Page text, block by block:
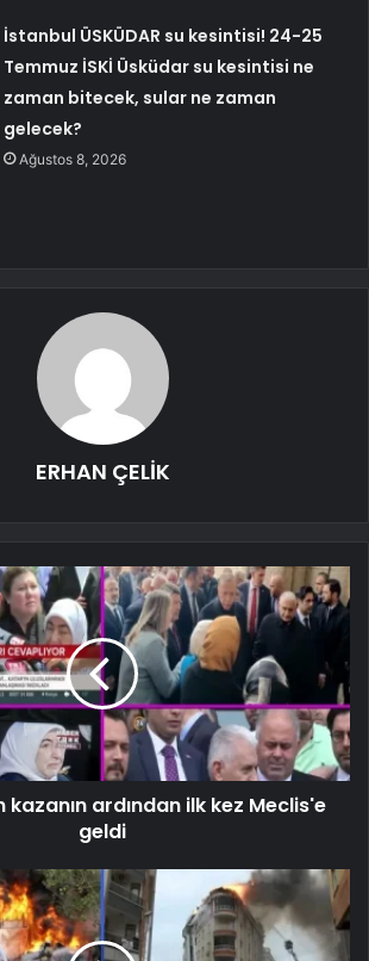
İstanbul ÜSKÜDAR su kesintisi! 24-25
Temmuz İSKİ Üsküdar su kesintisi ne
zaman bitecek, sular ne zaman
gelecek?
Ağustos 8, 2026
ERHAN ÇELİK
kazanın ardından ilk kez Meclis'e
geldi